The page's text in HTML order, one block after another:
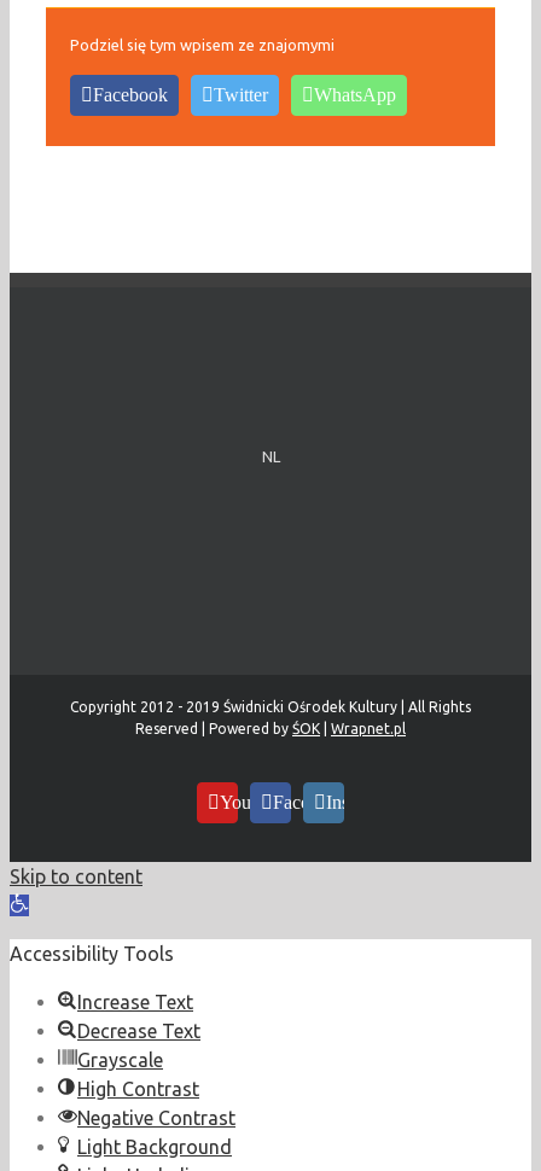
Podziel się tym wpisem ze znajomymi
Facebook Twitter WhatsApp
NL
Copyright 2012 - 2019 Świdnicki Ośrodek Kultury | All Rights
Reserved | Powered by ŚOK Wrapnet.pl
YouTubeFacebookInstagram
Skip to content
Open
Accessibility Tools
Increase Text
Decrease Text
Grayscale
High Contrast
Negative Contrast
Light Background